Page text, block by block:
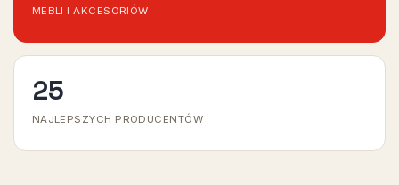
MEBLI I AKCESORIÓW
25
NAJLEPSZYCH PRODUCENTÓW